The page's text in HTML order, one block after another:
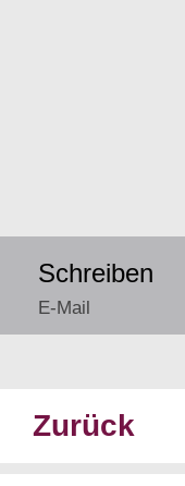
Schreiben
E-Mail
Zurück